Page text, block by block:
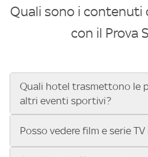
Quali sono i contenuti
con il Prova
Quali hotel trasmettono le
altri eventi sportivi?
Se cerchi un hotel dove poter
Posso vedere film e serie